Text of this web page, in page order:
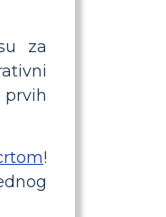
za
prvih
!